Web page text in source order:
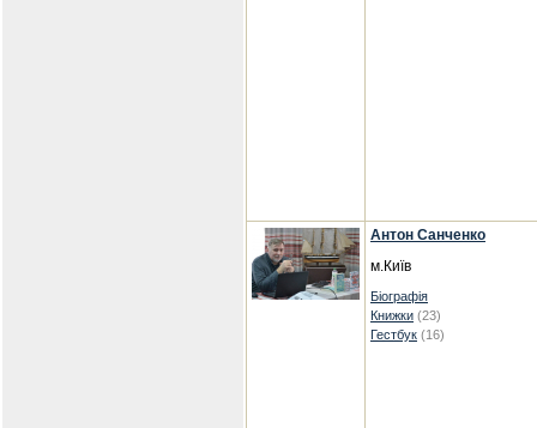
Антон Санченко
м.Київ
Біографія
Книжки (23)
Гестбук (16)